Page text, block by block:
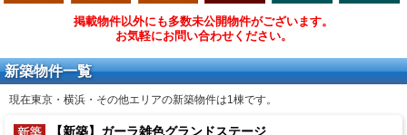
掲載物件以外にも多数未公開物件がございます。
お気軽にお問い合わせください。
新築物件一覧
現在東京・横浜・その他エリアの新築物件は1棟です。
【新築】ガーラ雑色グランドステージ